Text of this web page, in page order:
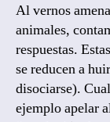
Al vernos
animales,
respuestas.
se reducen a
disociarse).
ejemplo apelar